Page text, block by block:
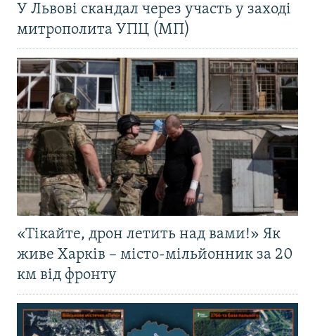
У Львові скандал через участь у заході
митрополита УПЦ (МП)
«Тікайте, дрон летить над вами!» Як
живе Харків – місто-мільйонник за 20
км від фронту